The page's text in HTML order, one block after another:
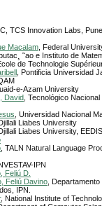
TCS Innovation Labs, Pune
Macalam, Federal
˜ao e Instituto de
de Technologie
, Pontificia Universidad
e-Azam University
David, Tecnológico
, Universidad Nacional
Liabes University
Liabes University,
, TALN Natural Language
IPN
Feliú D.
Feliú Davino,
IPN.
, National Institute of